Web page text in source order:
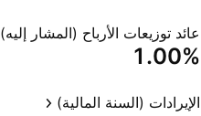
عائد توزيعات الأرباح (المشار إليه)
1.00%
الإيرادات (السنة المالية)